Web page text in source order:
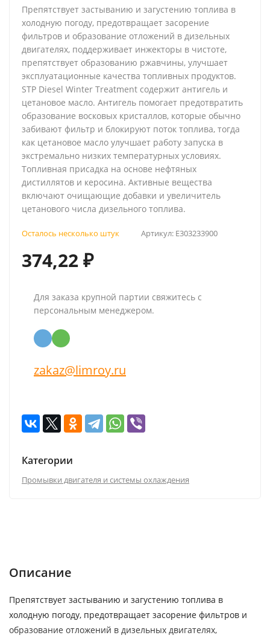
Препятствует застыванию и загустению топлива в
холодную погоду, предотвращает засорение
фильтров и образование отложений в дизельных
двигателях, поддерживает инжекторы в чистоте,
препятствует образованию ржавчины, улучшает
эксплуатационные качества топливных продуктов.
STP Diesel Winter Treatment содержит антигель и
цетановое масло. Антигель помогает предотвратить
образование восковых кристаллов, которые обычно
забивают фильтр и блокируют поток топлива, тогда
как цетановое масло улучшает работу запуска в
экстремально низких температурных условиях.
Топливная присадка на основе нефтяных
дистиллятов и керосина. Активные вещества
включают очищающие добавки и увеличитель
цетанового числа дизельного топлива.
Артикул: E303233900
Осталось несколько штук
374,22 ₽
Для заказа крупной партии свяжитесь с
персональным менеджером.
zakaz@limroy.ru
Категории
Промывки двигателя и системы охлаждения
Описание
Препятствует застыванию и загустению топлива в
холодную погоду, предотвращает засорение фильтров и
образование отложений в дизельных двигателях,